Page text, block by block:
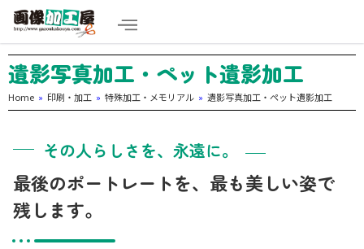
遺影写真加工・ペット遺影加工
Home » 印刷・加工 » 特殊加工・メモリアル » 遺影写真加工・ペット遺影加工
その人らしさを、永遠に。
最後のポートレートを、最も美しい姿で
残します。